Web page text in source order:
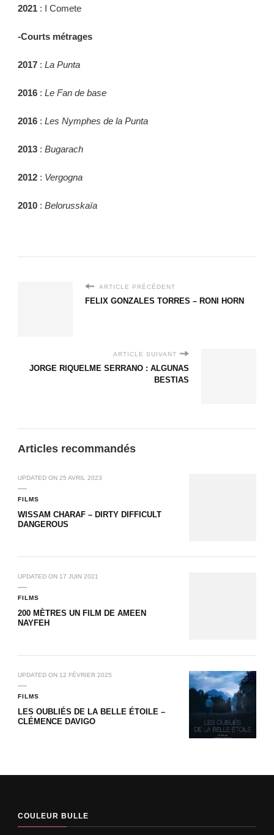
2021 : I Comete
-Courts métrages
2017 : La Punta
2016 : Le Fan de base
2016 : Les Nymphes de la Punta
2013 : Bugarach
2012 : Vergogna
2010 : Belorusskaïa
ARTICLE PRÉCÉDENT
FELIX GONZALES TORRES – RONI HORN
ARTICLE SUIVANT
JORGE RIQUELME SERRANO : ALGUNAS
BESTIAS
Articles recommandés
UPDATED ON 25 AVRIL 2023
FILMS
WISSAM CHARAF – DIRTY DIFFICULT
DANGEROUS
UPDATED ON 17 JUIN 2021
FILMS
200 MÈTRES UN FILM DE AMEEN
NAYFEH
UPDATED ON 12 FÉVRIER 2025
FILMS
LES OUBLIÉS DE LA BELLE ÉTOILE –
CLÉMENCE DAVIGO
COULEUR BULLE